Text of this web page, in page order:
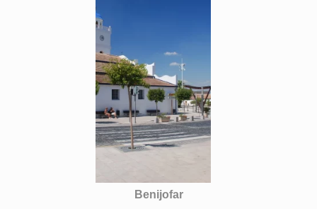
Benijofar